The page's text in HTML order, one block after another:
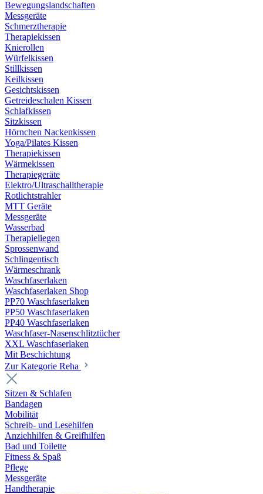
Bewegungslandschaften
Messgeräte
Schmerztherapie
Therapiekissen
Knierollen
Würfelkissen
Stillkissen
Keilkissen
Gesichtskissen
Getreideschalen Kissen
Schlafkissen
Sitzkissen
Hörnchen Nackenkissen
Yoga/Pilates Kissen
Therapiekissen
Wärmekissen
Therapiegeräte
Elektro/Ultraschalltherapie
Rotlichtstrahler
MTT Geräte
Messgeräte
Wasserbad
Therapieliegen
Sprossenwand
Schlingentisch
Wärmeschrank
Waschfaserlaken
Waschfaserlaken Shop
PP70 Waschfaserlaken
PP50 Waschfaserlaken
PP40 Waschfaserlaken
Waschfaser-Nasenschlitztücher
XXL Waschfaserlaken
Mit Beschichtung
Zur Kategorie Reha
Sitzen & Schlafen
Bandagen
Mobilität
Schreib- und Lesehilfen
Anziehhilfen & Greifhilfen
Bad und Toilette
Fitness & Spaß
Pflege
Messgeräte
Handtherapie